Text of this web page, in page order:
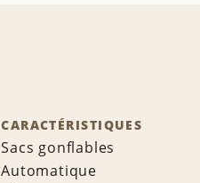
CARACTÉRISTIQUES
Sacs gonflables
Automatique